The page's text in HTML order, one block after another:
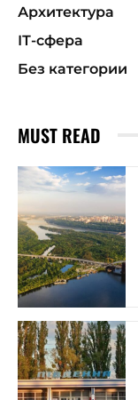
Архитектура
ІТ-сфера
Без категории
MUST READ